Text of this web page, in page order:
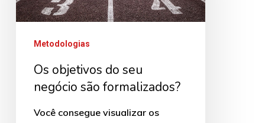
negócio
formalizados?
Metodologias
Os objetivos do seu
negócio são formalizados?
Você consegue visualizar os